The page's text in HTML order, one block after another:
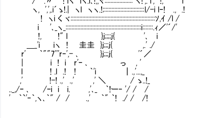
ヽ, ',',.i´ゝ!.| ヽl ヽヽ.!;::::::::::::::::::::::::::: l/-i l‐! ., .!
! ヽi く ヾ:::::::::::::::::::::::::::::::::::::::::::::::::::::::::ｿ,ｲ /l /
i '､_ヽ_:::::::::::::::::::::::::::::::::::::::::::::::::::i:::::::.ｨ／'´/'
!, !" l }j;;;;j{ '､ i
＿_'i iヽ ! 圭圭 }j;;;j{ ,.' ./
r' ｀""7'''r‐',- ､ }j;;;j{ '´／
| i ! i r'ｰ ､ っ , '
l ! .l .! ! ｀'i ┃ .,'...,_
,' !-! .,' .,' ,' ＼ / ゝ..!_
.._,/ｰ ､ /ｰi i i. ,'､_ ｀!ー‐ '/ / /
' ｀`'‐｀,ヽ､｀" / / .,' ｀" ｀! ./ / /!